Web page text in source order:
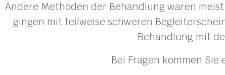
Andere Methoden der Behandlung waren
gingen mit teilweise schweren
Behandlung mit
Bei Fragen kommen